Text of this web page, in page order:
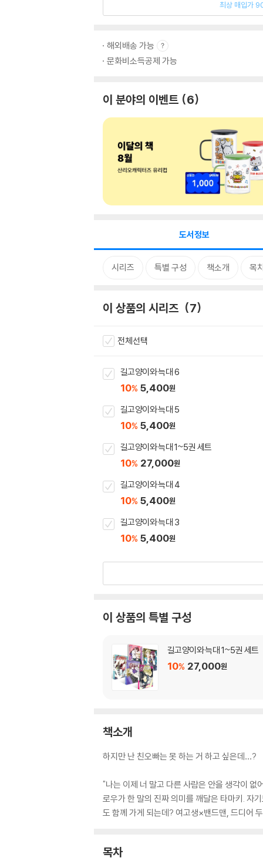
최상 매입가
해외배송 가능
문화비소득공제 가능
이 분야의 이벤트 6
도서정보
시리즈 특별 구성 책소개 목
이 상품의 시리즈 7
전체선택
길고양이와 늑대 6
10% 5,400원
길고양이와 늑대 5
10% 5,400원
길고양이와 늑대 1~5권 세트
10% 27,000원
길고양이와 늑대 4
10% 5,400원
길고양이와 늑대 3
10% 5,400원
이 상품의 특별 구성
길고양이와 늑대 1~5권 세트
10% 27,000원
책소개
하지만 난 친오빠는 못 하는 거 하고 싶은데…?
"나는 이제 너 말고 다른 사람은 안을 생각이 없
로우가 한 말의 진짜 의미를 깨달은 타마키. 자
도 함께 가게 되는데? 여고생×밴드맨, 드디어
목차